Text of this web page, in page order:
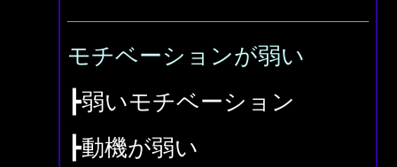
モチベーションが弱い
┣弱いモチベーション
┣動機が弱い